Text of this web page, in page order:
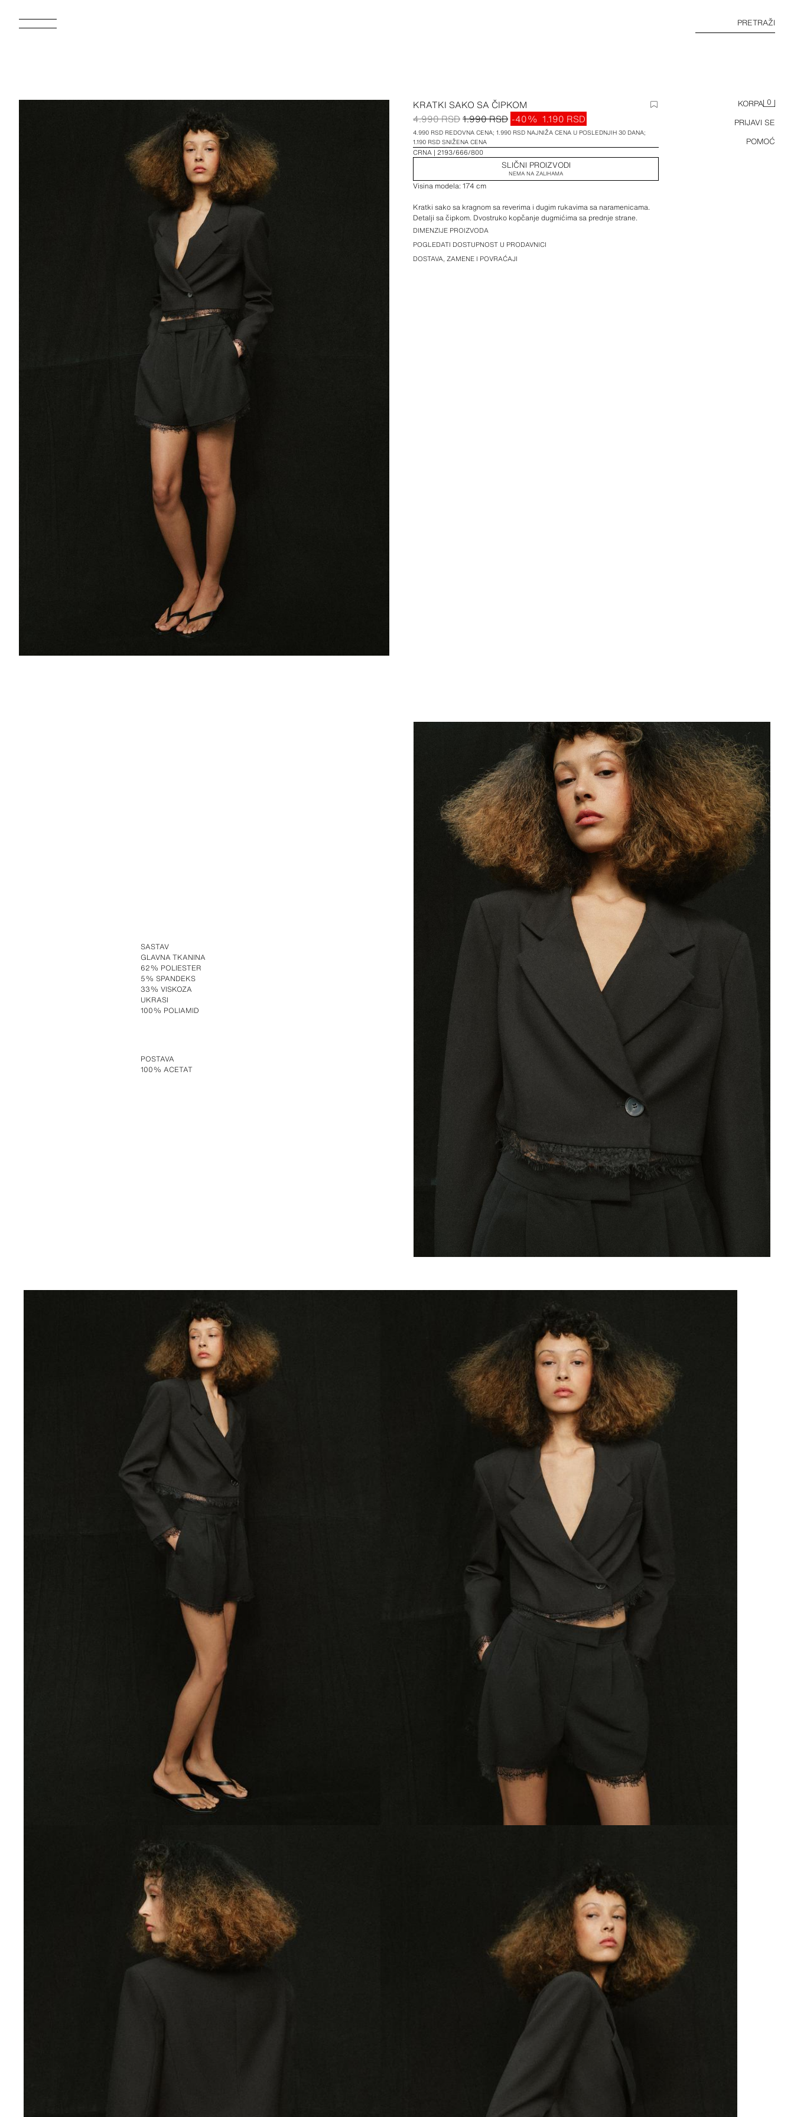
PRETRAŽI
KORPA 0
PRIJAVI SE
POMOĆ
KRATKI SAKO SA ČIPKOM
4.990 RSD1.990 RSD -40% 1.190 RSD
4.990 RSD REDOVNA CENA; 1.990 RSD NAJNIŽA CENA U POSLEDNJIH 30 DANA;
1.190 RSD SNIŽENA CENA
CRNA 2193/666/800
SLIČNI PROIZVODI
NEMA NA ZALIHAMA
Visina modela: 174 cm
Kratki sako sa kragnom sa reverima i dugim rukavima sa naramenicama.
Detalji sa čipkom. Dvostruko kopčanje dugmićima sa prednje strane.
DIMENZIJE PROIZVODA
POGLEDATI DOSTUPNOST U PRODAVNICI
DOSTAVA, ZAMENE I POVRAĆAJI
SASTAV
GLAVNA TKANINA
62% POLIESTER
5% SPANDEKS
33% VISKOZA
UKRASI
100% POLIAMID
POSTAVA
100% ACETAT